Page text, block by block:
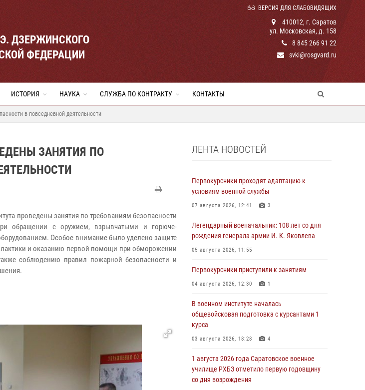
ВЕРСИЯ ДЛЯ СЛАБОВИДЯЩИХ
ДЗЕРЖИНСКОГО
ФЕДЕРАЦИИ
410012, г. Саратов
ул. Московская, д. 158
8 845 266 91 22
svki@rosgvard.ru
ИСТОРИЯ НАУКА СЛУЖБА ПО КОНТРАКТУ КОНТАКТЫ
в повседневной деятельности
ЗАНЯТИЯ ПО
проведены занятия по требованиям безопасности
обращении с оружием, взрывчатыми и горюче-
Особое внимание было уделено защите
и оказанию первой помощи при обморожении
соблюдению правил пожарной безопасности и
ЛЕНТА НОВОСТЕЙ
Первокурсники проходят адаптацию к
условиям военной службы
07 августа 2026, 12:41 3
Легендарный военачальник: 108 лет со дня
рождения генерала армии И. К. Яковлева
05 августа 2026, 11:55
Первокурсники приступили к занятиям
04 августа 2026, 12:30 1
В военном институте началась
общевойсковая подготовка с курсантами 1
курса
03 августа 2026, 18:28 4
1 августа 2026 года Саратовское военное
училище РХБЗ отметило первую годовщину
со дня возрождения